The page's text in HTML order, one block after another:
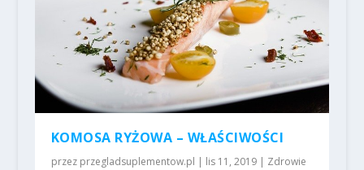
KOMOSA RYŻOWA – WŁAŚCIWOŚCI
przez przegladsuplementow.pl | lis 11, 2019| Zdrowie